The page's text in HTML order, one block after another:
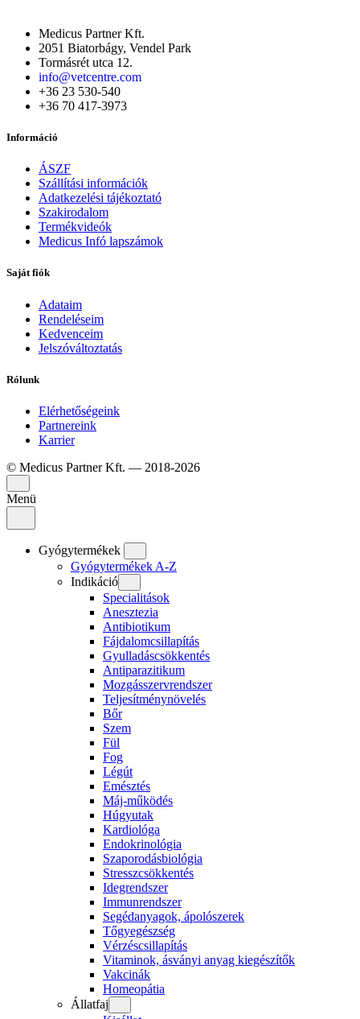
Medicus Partner Kft.
2051 Biatorbágy, Vendel Park
Tormásrét utca 12.
info@vetcentre.com
+36 23 530-540
+36 70 417-3973
Információ
ÁSZF
Szállítási információk
Adatkezelési tájékoztató
Szakirodalom
Termékvideók
Medicus Infó lapszámok
Saját fiók
Adataim
Rendeléseim
Kedvenceim
Jelszóváltoztatás
Rólunk
Elérhetőségeink
Partnereink
Karrier
© Medicus Partner Kft. — 2018-2026
Menü
Gyógytermékek
Gyógytermékek A-Z
Indikáció
Specialitások
Anesztezia
Antibiotikum
Fájdalomcsillapítás
Gyulladáscsökkentés
Antiparazitikum
Mozgásszervrendszer
Teljesítménynövelés
Bőr
Szem
Fül
Fog
Légút
Emésztés
Máj-működés
Húgyutak
Kardiológa
Endokrinológia
Szaporodásbiológia
Stresszcsökkentés
Idegrendszer
Immunrendszer
Segédanyagok, ápolószerek
Tőgyegészség
Vérzéscsillapítás
Vitaminok, ásványi anyag kiegészítők
Vakcinák
Homeopátia
Állatfaj